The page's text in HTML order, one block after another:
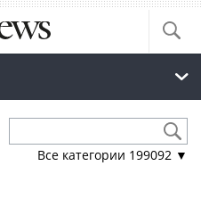
Все категории 199092 ▼